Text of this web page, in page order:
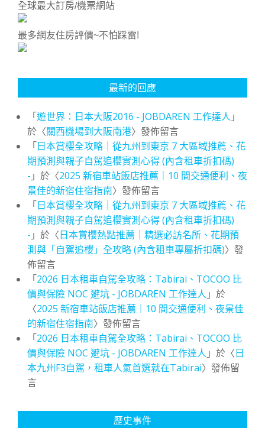
全球最大訂房/機票網站
最多網友住房評價~不怕踩雷!
最新的回應
「遊世界：日本大阪2016 - JOBDAREN 工作達人 」
於〈關西機場到大阪南港〉發佈留言
「日本賞櫻全攻略｜從九州到東京 7 大區域推薦、花
期預測與親子自駕追櫻實測心得 (內含租車折扣碼)
- 」於〈2025 新宿車站飯店推薦｜10 間交通便利、夜
景佳的新宿住宿指南〉發佈留言
「日本賞櫻全攻略｜從九州到東京 7 大區域推薦、花
期預測與親子自駕追櫻實測心得 (內含租車折扣碼)
- 」於〈日本賞櫻熱點推薦｜精選必訪名所、花期預
測與「自駕追櫻」全攻略 (內含租車專屬折扣碼)〉發
佈留言
「2026 日本租車自駕全攻略：Tabirai、TOCOO 比
價與保險 NOC 避坑 - JOBDAREN 工作達人 」於
〈2025 新宿車站飯店推薦｜10 間交通便利、夜景佳
的新宿住宿指南〉發佈留言
「2026 日本租車自駕全攻略：Tabirai、TOCOO 比
價與保險 NOC 避坑 - JOBDAREN 工作達人 」於〈日
本九州F3自駕，租車人氣首選就在Tabirai〉發佈留
言
歷史事件